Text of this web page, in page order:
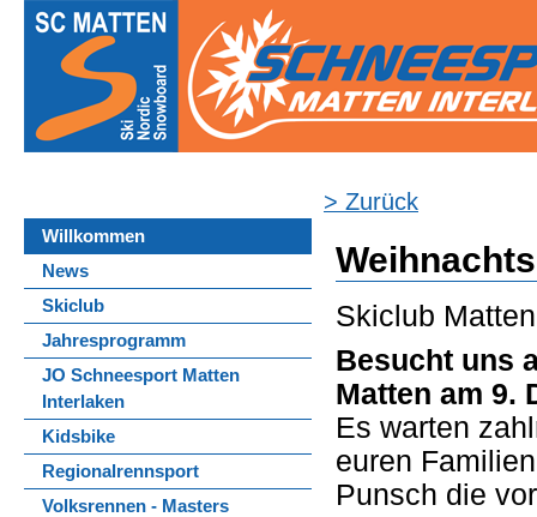
Willkommen
News
Skiclub
Jahresprogramm
JO Schneesport Matten
Interlaken
Kidsbike
Regionalrennsport
Volksrennen - Masters
> Zurück
Skiclub Matten
Besucht uns
Matten am 9.
Es warten
euren
Punsch die